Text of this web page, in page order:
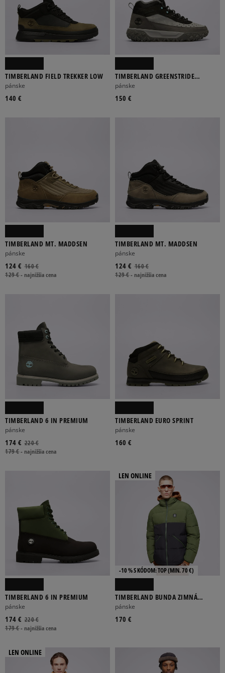
TIMBERLAND FIELD TREKKER LOW
pánske
140 €
TIMBERLAND GREENSTRIDE
MOTION 6
pánske
150 €
TIMBERLAND MT. MADDSEN
pánske
160 €
124 €
129 €-najnižšia cena
TIMBERLAND MT. MADDSEN
pánske
160 €
124 €
129 €-najnižšia cena
TIMBERLAND 6 IN PREMIUM
pánske
220 €
174 €
179 €-najnižšia cena
TIMBERLAND EURO SPRINT
pánske
160 €
TIMBERLAND 6 IN PREMIUM
pánske
220 €
174 €
179 €-najnižšia cena
LEN ONLINE
-10 % S KÓDOM: TOP (MIN. 70 €)
TIMBERLAND BUNDA ZIMNÁ
SYNTHETIC INSULATED PUFFER
pánske
170 €
LEN ONLINE